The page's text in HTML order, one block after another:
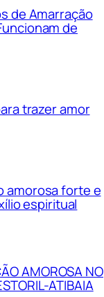
de Amarração
de
trazer amor
amorosa forte e
espiritual
AMOROSA NO
ATIBAIA